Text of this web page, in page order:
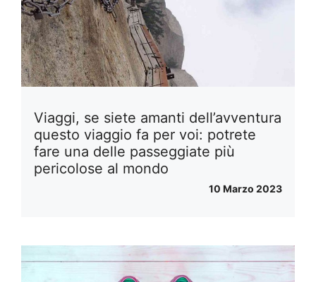
Viaggi, se siete amanti dell’avventura
questo viaggio fa per voi: potrete
fare una delle passeggiate più
pericolose al mondo
10 Marzo 2023